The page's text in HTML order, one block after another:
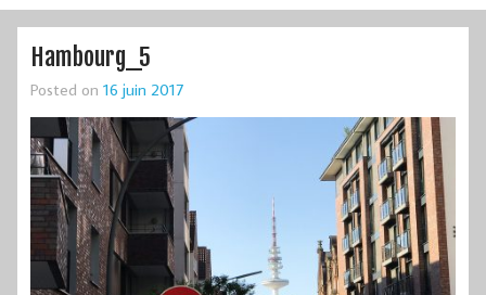
Hambourg_5
Posted on 16 juin 2017